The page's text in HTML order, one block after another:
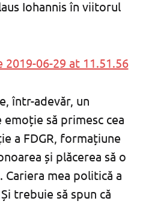
Iohannis în viitorul
într-adevăr, un
să primesc cea
a FDGR, formațiune
și plăcerea să o
Cariera mea politică a
trebuie să spun că